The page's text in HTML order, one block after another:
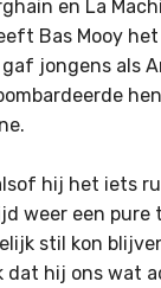
en La
Bas Mooy
jongens als
hij het iets
weer een pure
stil kon
dat hij ons wat